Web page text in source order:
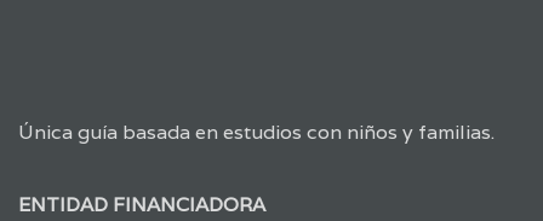
Única guía basada en estudios con niños y familias.
ENTIDAD FINANCIADORA